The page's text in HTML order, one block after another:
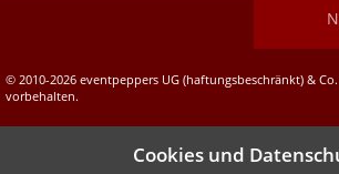
© 2010-2026 eventpeppers UG (haftungsbeschränkt) &
vorbehalten.
Cookies und